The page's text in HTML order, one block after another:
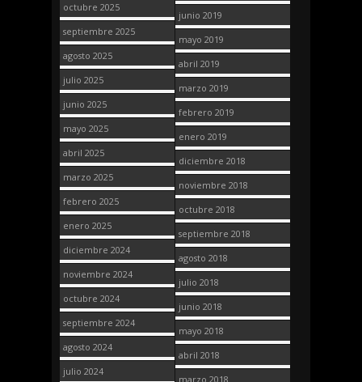
octubre 2025
septiembre 2025
agosto 2025
julio 2025
junio 2025
mayo 2025
abril 2025
marzo 2025
febrero 2025
enero 2025
diciembre 2024
noviembre 2024
octubre 2024
septiembre 2024
agosto 2024
julio 2024
junio 2019
mayo 2019
abril 2019
marzo 2019
febrero 2019
enero 2019
diciembre 2018
noviembre 2018
octubre 2018
septiembre 2018
agosto 2018
julio 2018
junio 2018
mayo 2018
abril 2018
marzo 2018